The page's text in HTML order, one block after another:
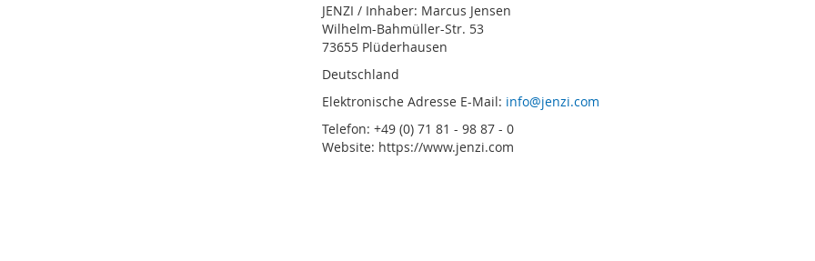
JENZI / Inhaber: Marcus Jensen
Wilhelm-Bahmüller-Str. 53
73655 Plüderhausen
Deutschland
Elektronische Adresse E-Mail: info@jenzi.com
Telefon: +49 (0) 71 81 - 98 87 - 0
Website: https://www.jenzi.com